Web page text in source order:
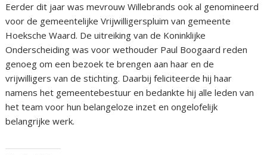
Eerder dit jaar was mevrouw Willebrands ook al genomineerd
voor de gemeentelijke Vrijwilligerspluim van gemeente
Hoeksche Waard. De uitreiking van de Koninklijke
Onderscheiding was voor wethouder Paul Boogaard reden
genoeg om een bezoek te brengen aan haar en de
vrijwilligers van de stichting. Daarbij feliciteerde hij haar
namens het gemeentebestuur en bedankte hij alle leden van
het team voor hun belangeloze inzet en ongelofelijk
belangrijke werk.